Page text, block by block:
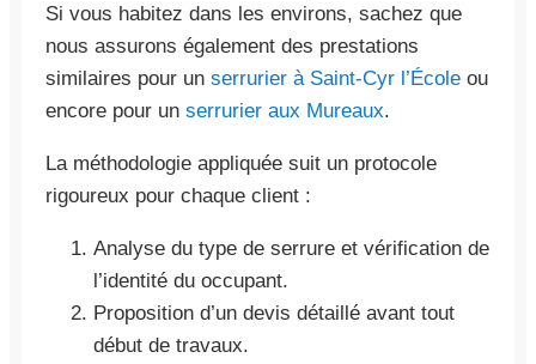
Si vous habitez dans les environs, sachez que
nous assurons également des prestations
similaires pour un serrurier à Saint-Cyr l’École ou
encore pour un serrurier aux Mureaux.
La méthodologie appliquée suit un protocole
rigoureux pour chaque client :
Analyse du type de serrure et vérification de
l’identité du occupant.
Proposition d’un devis détaillé avant tout
début de travaux.